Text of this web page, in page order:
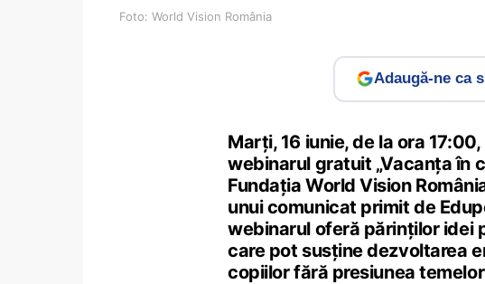
Foto: World Vision România
Adaugă-ne ca
Marți, 16 iunie, de la ora
webinarul gratuit „Vacanța în
Fundația World Vision
unui comunicat primit de
webinarul oferă părinților idei
care pot susține dezvoltarea
copiilor fără presiunea